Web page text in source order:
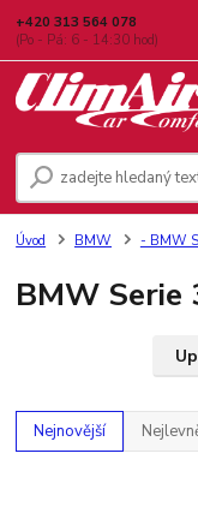
+420 313 564 078
(Po - Pá: 6 - 14:30 hod)
Úvod BMW - BMW
BMW Serie
Nejnovější